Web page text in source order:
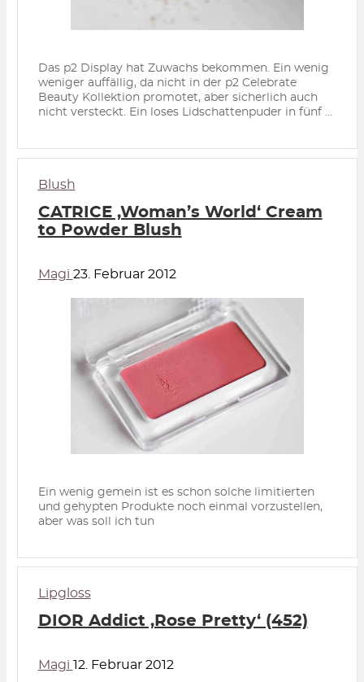
Das p2 Display hat Zuwachs bekommen. Ein wenig
weniger auffällig, da nicht in der p2 Celebrate
Beauty Kollektion promotet, aber sicherlich auch
nicht versteckt. Ein loses Lidschattenpuder in fünf ...
Blush
CATRICE ‚Woman’s World‘ Cream
to Powder Blush
Magi 23. Februar 2012
Ein wenig gemein ist es schon solche limitierten
und gehypten Produkte noch einmal vorzustellen,
aber was soll ich tun
Lipgloss
DIOR Addict ‚Rose Pretty‘ (452)
Magi 12. Februar 2012